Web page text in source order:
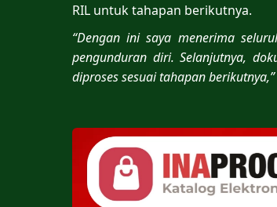
RIL untuk tahapan berikutnya.
“Dengan ini saya menerima
pengunduran diri. Selanjutnya,
diproses sesuai tahapan